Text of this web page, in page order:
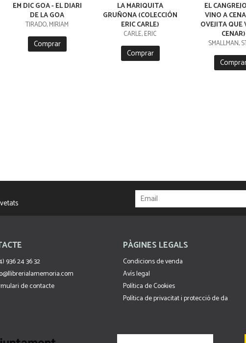
EM DIC GOA - EL DIARI
DE LA GOA
TIRADO, MIRIAM
Comprar
LA MARIQUITA
GRUÑONA (COLECCIÓN
ERIC CARLE)
CARLE, ERIC
Comprar
EL
VINO A
OVEJITA QUE
CENAR)
SMALLMAN,
936 24 36 32
de contacte
PÀGINES LEGALS
Condicions de venda
Avís legal
Política de Cookies
Política de privacitat i protecció de da